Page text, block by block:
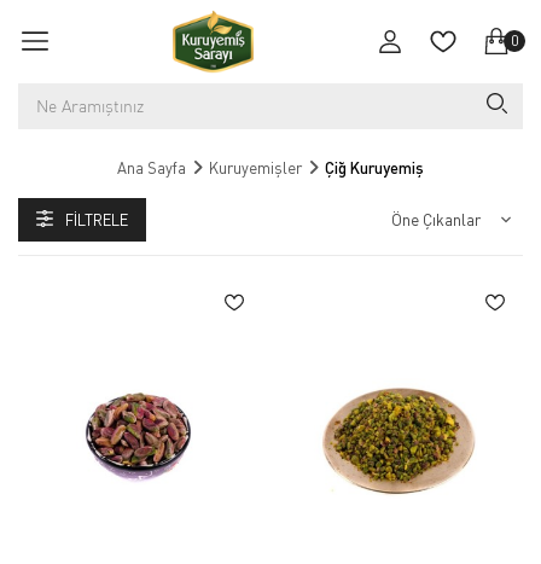
0
Ana Sayfa Kuruyemişler Çiğ Kuruyemiş
FILTRELE